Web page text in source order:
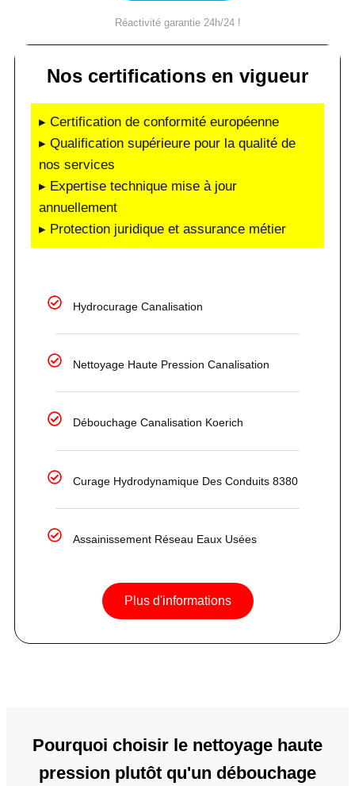
Réactivité garantie 24h/24 !
Nos certifications en vigueur
▸ Certification de conformité européenne
▸ Qualification supérieure pour la qualité de
nos services
▸ Expertise technique mise à jour
annuellement
▸ Protection juridique et assurance métier
Hydrocurage Canalisation
Nettoyage Haute Pression Canalisation
Débouchage Canalisation Koerich
Curage Hydrodynamique Des Conduits 8380
Assainissement Réseau Eaux Usées
Plus d'informations
Pourquoi choisir le nettoyage haute
pression plutôt qu'un débouchage